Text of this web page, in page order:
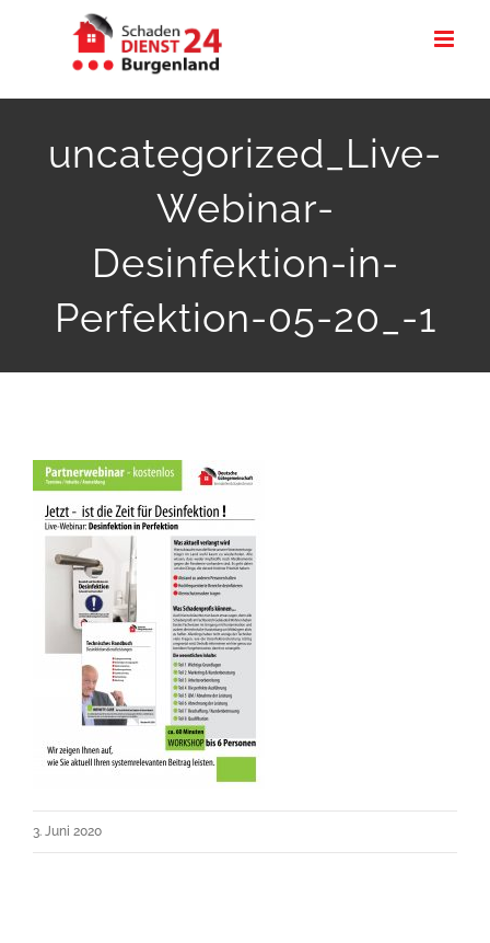
uncategorized_Live-
Webinar-
Desinfektion-in-
Perfektion-05-20_-1
3. Juni 2020